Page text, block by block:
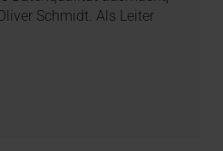
Schmidt. Als Leiter